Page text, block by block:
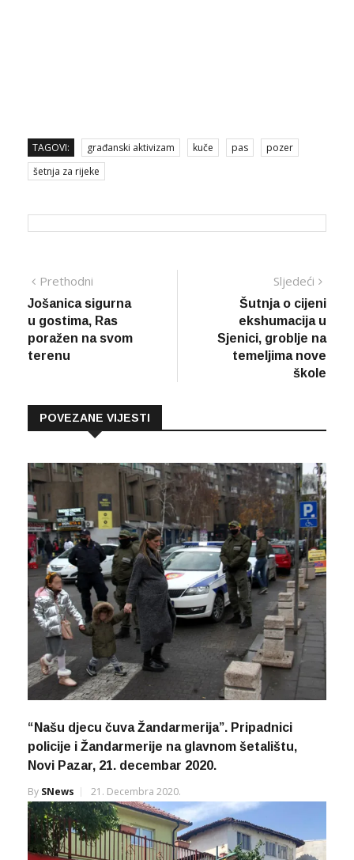
TAGOVI: građanski aktivizam kuče pas
pozer
šetnja za rijeke
Navigacija
članaka
Prethodni
vijest
Jošanica sigurna
u gostima, Ras
poražen na svom
terenu
Sljedeći
Šutnja o cijeni
ekshumacija u
Sjenici, groblje na
temeljima nove
škole
POVEZANE VIJESTI
“Našu djecu čuva Žandarmerija”. Pripadnici
policije i Žandarmerije na glavnom šetalištu,
Novi Pazar, 21. decembar 2020.
By SNews 21. Decembra 2020.